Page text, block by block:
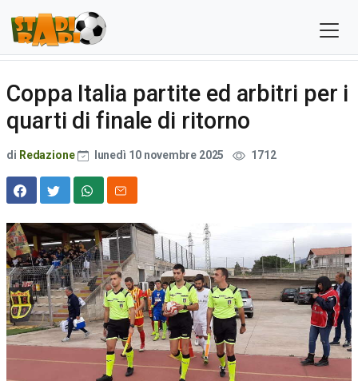
Coppa Italia partite ed arbitri per i
quarti di finale di ritorno
di Redazione lunedì 10 novembre 2025 1712